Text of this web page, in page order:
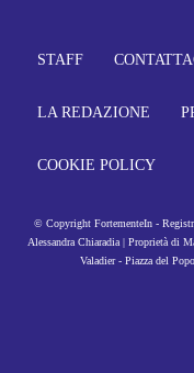
STAFF
LA REDAZIONE
COOKIE POLICY
© Copyright FortementeIn -
Alessandra Chiaradia | Proprietà di
Valadier - Piazza del